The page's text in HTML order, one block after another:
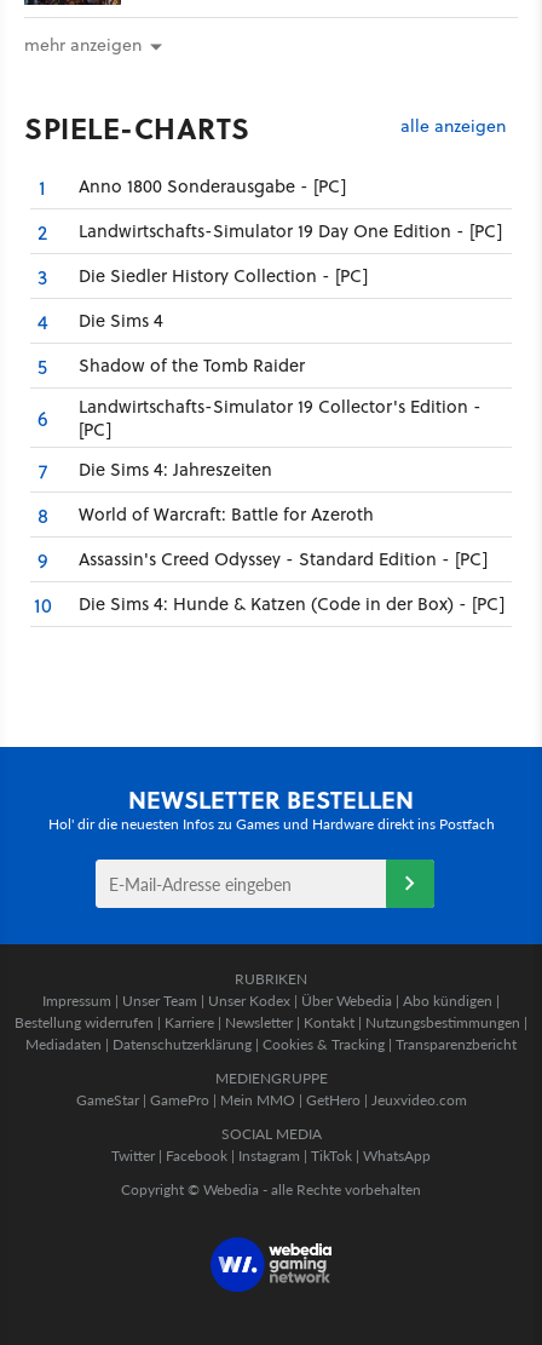
mehr anzeigen
SPIELE-CHARTS alle anzeigen
1 Anno 1800 Sonderausgabe - [PC]
2 Landwirtschafts-Simulator 19 Day One Edition - [PC]
3 Die Siedler History Collection - [PC]
4 Die Sims 4
5 Shadow of the Tomb Raider
6
Landwirtschafts-Simulator 19 Collector's Edition -
[PC]
7 Die Sims 4: Jahreszeiten
8 World of Warcraft: Battle for Azeroth
9 Assassin's Creed Odyssey - Standard Edition - [PC]
10 Die Sims 4: Hunde & Katzen (Code in der Box) - [PC]
NEWSLETTER BESTELLEN
Hol' dir die neuesten Infos zu Games und Hardware direkt ins Postfach
RUBRIKEN
Impressum | Unser Team | Unser Kodex | Über Webedia | Abo kündigen |
Bestellung widerrufen | Karriere | Newsletter | Kontakt | Nutzungsbestimmungen |
Mediadaten | Datenschutzerklärung | Cookies & Tracking | Transparenzbericht
MEDIENGRUPPE
GameStar| GamePro | Mein MMO | GetHero | Jeuxvideo.com
SOCIAL MEDIA
Twitter | Facebook | Instagram | TikTok | WhatsApp
Copyright © Webedia - alle Rechte vorbehalten